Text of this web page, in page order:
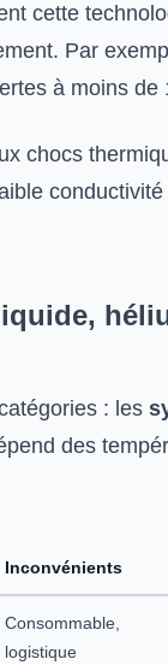
cette
Par
à moins de
chocs
: les
des
Inconvénients
Consommable,
logistique